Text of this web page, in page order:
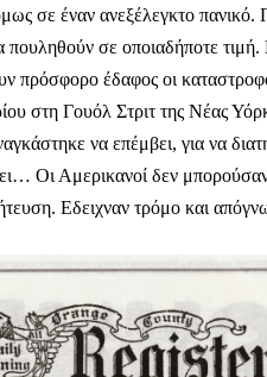
σε έναν ανεξέλεγκτο πανικό.
πουληθούν σε οποιαδήποτε
πρόσφορο έδαφος οι
στη Γουόλ Στριτ της Νέας
να επέμβει, για να
Οι Αμερικανοί δεν
Εδειχναν τρόμο και